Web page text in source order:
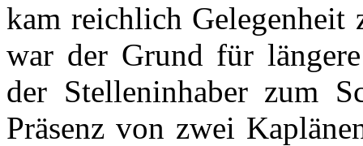
kam reichlich
war der Grund für
der Stelleninhaber zum
Präsenz von zwei